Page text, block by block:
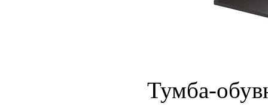
Тумба-